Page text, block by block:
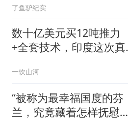
了鱼驴纪实
数十亿美元买12吨推力
+全套技术，印度这次真
一饮山河
“被称为最幸福国度的芬
兰，究竟藏着怎样抚慰人